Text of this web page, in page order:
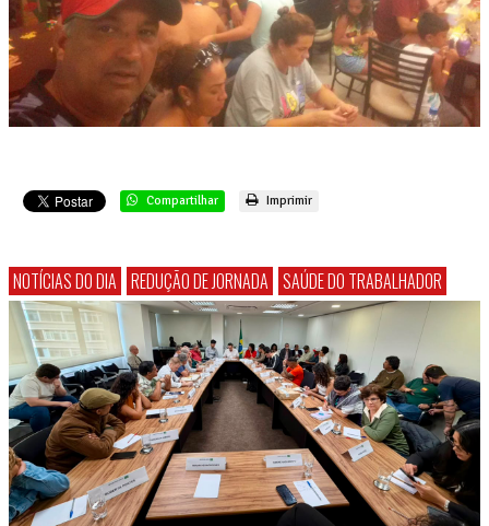
Compartilhar Imprimir
NOTÍCIAS DO DIA REDUÇÃO DE JORNADA SAÚDE DO TRABALHADOR